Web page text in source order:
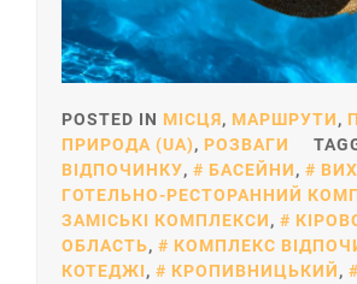
POSTED IN МІСЦЯ, МАРШРУТИ,
ПРИРОДА (UA), РОЗВАГИ
ВІДПОЧИНКУ, БАСЕЙНИ,
ГОТЕЛЬНО-РЕСТОРАННИЙ
ЗАМІСЬКІ КОМПЛЕКСИ,
ОБЛАСТЬ, КОМПЛЕКС
КОТЕДЖІ, КРОПИВНИЦЬКИЙ,